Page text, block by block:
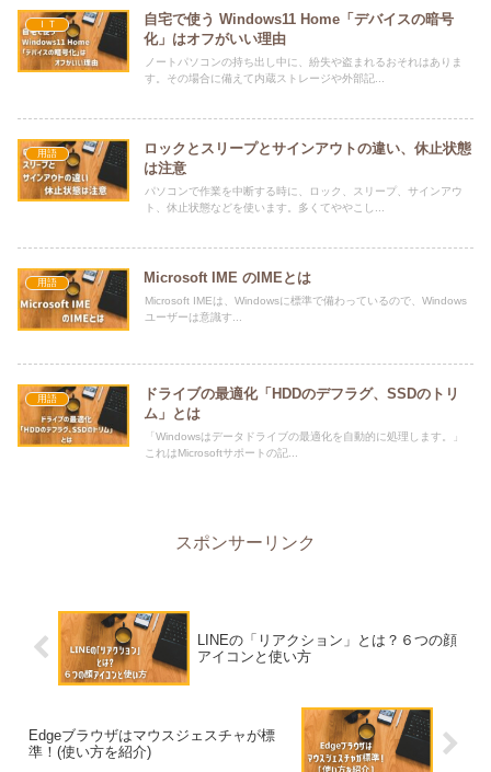
ＩＴ
自宅で使う Windows11 Home「デバイスの暗号
化」はオフがいい理由
ノートパソコンの持ち出し中に、紛失や盗まれるおそれはありま
す。その場合に備えて内蔵ストレージや外部記...
用語
ロックとスリープとサインアウトの違い、休止状態
は注意
パソコンで作業を中断する時に、ロック、スリープ、サインアウ
ト、休止状態などを使います。多くてややこし...
用語 Microsoft IME のIMEとは
Microsoft IMEは、Windowsに標準で備わっているので、Windows
ユーザーは意識す...
用語
ドライブの最適化「HDDのデフラグ、SSDのトリ
ム」とは
「Windowsはデータドライブの最適化を自動的に処理します。」
これはMicrosoftサポートの記...
スポンサーリンク
LINEの「リアクション」とは？６つの顔
アイコンと使い方
Edgeブラウザはマウスジェスチャが標
準！(使い方を紹介)